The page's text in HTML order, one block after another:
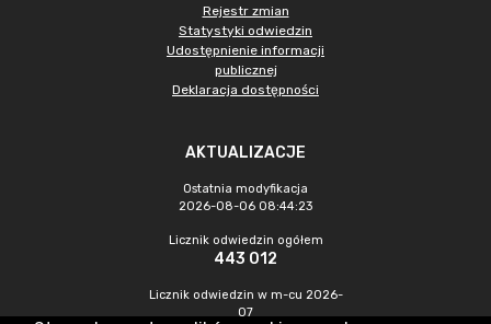
Rejestr zmian
Statystyki odwiedzin
Udostępnienie informacji
publicznej
Deklaracja dostępności
AKTUALIZACJE
Ostatnia modyfikacja
2026-08-06 08:44:23
Licznik odwiedzin ogółem
443 012
Licznik odwiedzin w m-cu 2026-
07